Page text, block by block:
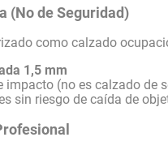
(No de Seguridad)
como calzado
1,5 mm
impacto (no es calzado de
sin riesgo de caída de